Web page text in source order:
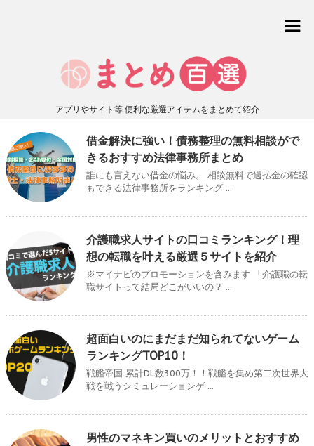
アプリやサイト等 便利な厳選アイテムをまとめて紹介
借金解決に強い！債務整理の無料相談がで
きるおすすめ法律事務所まとめ
誰にも言えない借金の悩み。 相談無料で過払金の確認
もできる法律事務所をランキング ...
介護職求人サイトの口コミランキング！理
想の転職を叶える厳選５サイトを紹介
※マイナビのプロモーションを含みます 「介護職の転
職サイトって結局どこがいいの？ ...
超面白いのにまだまだ知られてないゲーム
ランキングTOP10！
戦艦帝国 累計DL数300万！！戦艦を集め第二次世界大
戦を戦うシミュレーションゲ ...
男性のマネキン買いのメリットとおすすめ